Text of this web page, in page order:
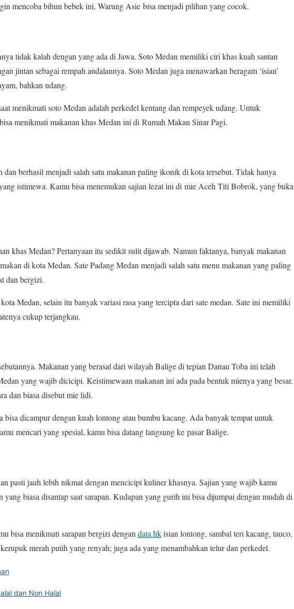
mencoba bihun bebek ini, Warung Asie bisa menjadi pilihan yang cocok.
tidak kalah dengan yang ada di Jawa. Soto Medan memiliki ciri khas kuah santan
jintan sebagai rempah andalannya. Soto Medan juga menawarkan beragam ‘isian’
bahkan udang.
menikmati soto Medan adalah perkedel kentang dan rempeyek udang. Untuk
menikmati makanan khas Medan ini di Rumah Makan Sinar Pagi.
berhasil menjadi salah satu makanan paling ikonik di kota tersebut. Tidak hanya
istimewa. Kamu bisa menemukan sajian lezat ini di mie Aceh Titi Bobrok, yang buka
khas Medan? Pertanyaan itu sedikit sulit dijawab. Namun faktanya, banyak makanan
di kota Medan. Sate Padang Medan menjadi salah satu menu makanan yang paling
dan bergizi.
Medan, selain itu banyak variasi rasa yang tercipta dari sate medan. Sate ini memiliki
cukup terjangkau.
Makanan yang berasal dari wilayah Balige di tepian Danau Toba ini telah
yang wajib dicicipi. Keistimewaan makanan ini ada pada bentuk mienya yang besar.
dan biasa disebut mie lidi.
dicampur dengan kuah lontong atau bumbu kacang. Ada banyak tempat untuk
mencari yang spesial, kamu bisa datang langsung ke pasar Balige.
pasti jauh lebih nikmat dengan mencicipi kuliner khasnya. Sajian yang wajib kamu
biasa disantap saat sarapan. Kudapan yang gurih ini bisa dijumpai dengan mudah di
bisa menikmati sarapan bergizi dengan data hkisian lontong, sambal teri kacang, tauco,
merah putih yang renyah; juga ada yang menambahkan telur dan perkedel.
dan Non Halal